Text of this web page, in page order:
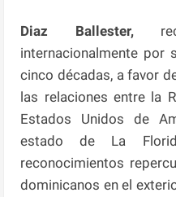
Diaz Ballester,
internacionalmente por
cinco décadas, a favor
las relaciones entre la
Estados Unidos de
estado de La
reconocimientos
dominicanos en el